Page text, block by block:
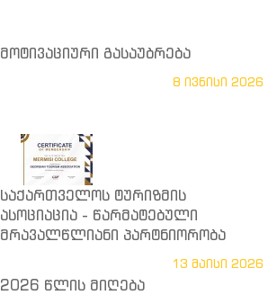
მოტივაციური გასაუბრება
8 ივნისი 2026
საქართველოს ტურიზმის
ასოციაცია - წარმატებული
მრავალწლიანი პარტნიორობა
13 მაისი 2026
2026 წლის მიღება